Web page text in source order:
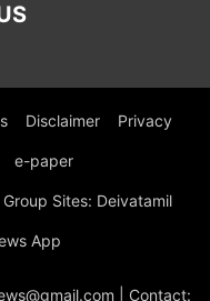
Disclaimer Privacy
e-paper
Group Sites: Deivatamil
App
| Contact: